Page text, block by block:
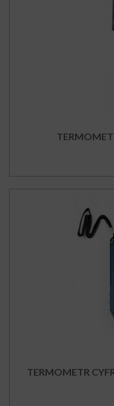
TERMOMETR